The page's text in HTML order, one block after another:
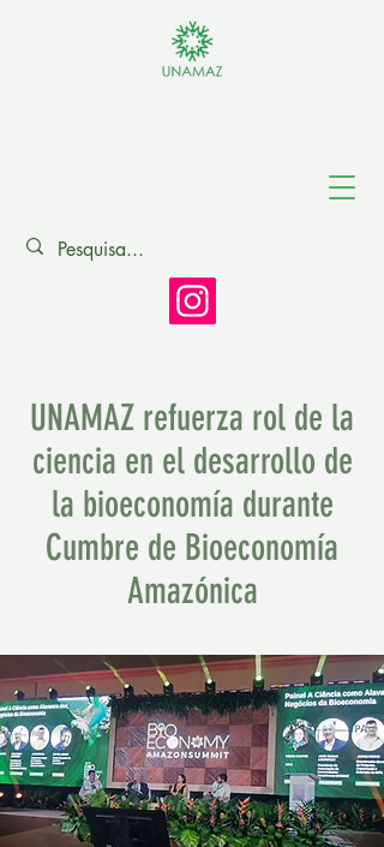
UNAMAZ refuerza rol de la
ciencia en el desarrollo de
la bioeconomía durante
Cumbre de Bioeconomía
Amazónica